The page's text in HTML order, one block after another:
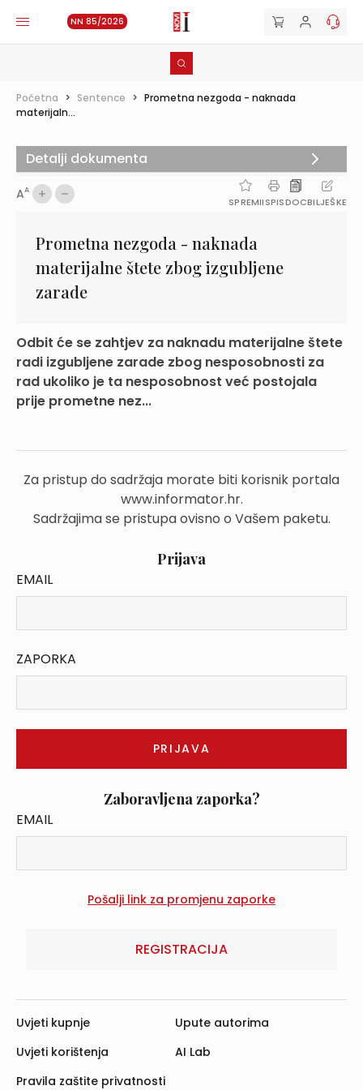
NN 85/2026
Početna > Sentence > Prometna nezgoda - naknada
materijaln...
AA
SPREMIISPISDOCBILJEŠKE
Prometna nezgoda - naknada
materijalne štete zbog izgubljene
zarade
Odbit će se zahtjev za naknadu materijalne štete
radi izgubljene zarade zbog nesposobnosti za
rad ukoliko je ta nesposobnost već postojala
prije prometne nez...
Za pristup do sadržaja morate biti korisnik portala
www.informator.hr.
Sadržajima se pristupa ovisno o Vašem paketu.
Prijava
EMAIL
ZAPORKA
Zaboravljena zaporka?
EMAIL
REGISTRACIJA
Detalji dokumenta
Uvjeti kupnje
Uvjeti korištenja
Pravila zaštite privatnosti
Upute autorima
AI Lab